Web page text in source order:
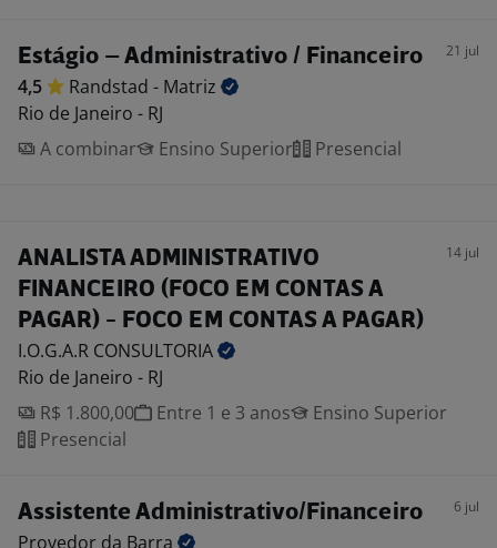
Estágio – Administrativo / Financeiro 21 jul
4,5 Randstad - Matriz
Rio de Janeiro - RJ
A combinar
Ensino Superior Presencial
ANALISTA ADMINISTRATIVO
FINANCEIRO (FOCO EM CONTAS A
PAGAR) - FOCO EM CONTAS A PAGAR)
14 jul
I.O.G.A.R CONSULTORIA
Rio de Janeiro - RJ
R$ 1.800,00
Entre 1 e 3 anos
Ensino Superior
Presencial
Assistente Administrativo/Financeiro 6 jul
Provedor da Barra